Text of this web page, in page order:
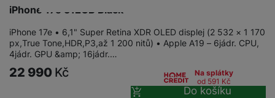
iPhone 17e 512GB Black
iPhone 17e • 6,1" Super Retina XDR OLED displej (2 532 × 1 170
px,True Tone,HDR,P3,až 1 200 nitů) • Apple A19 – 6jádr. CPU,
4jádr. GPU &amp; 16jádr.…
22 990 Kč
Na splátky
od 591 Kč
Do košíku